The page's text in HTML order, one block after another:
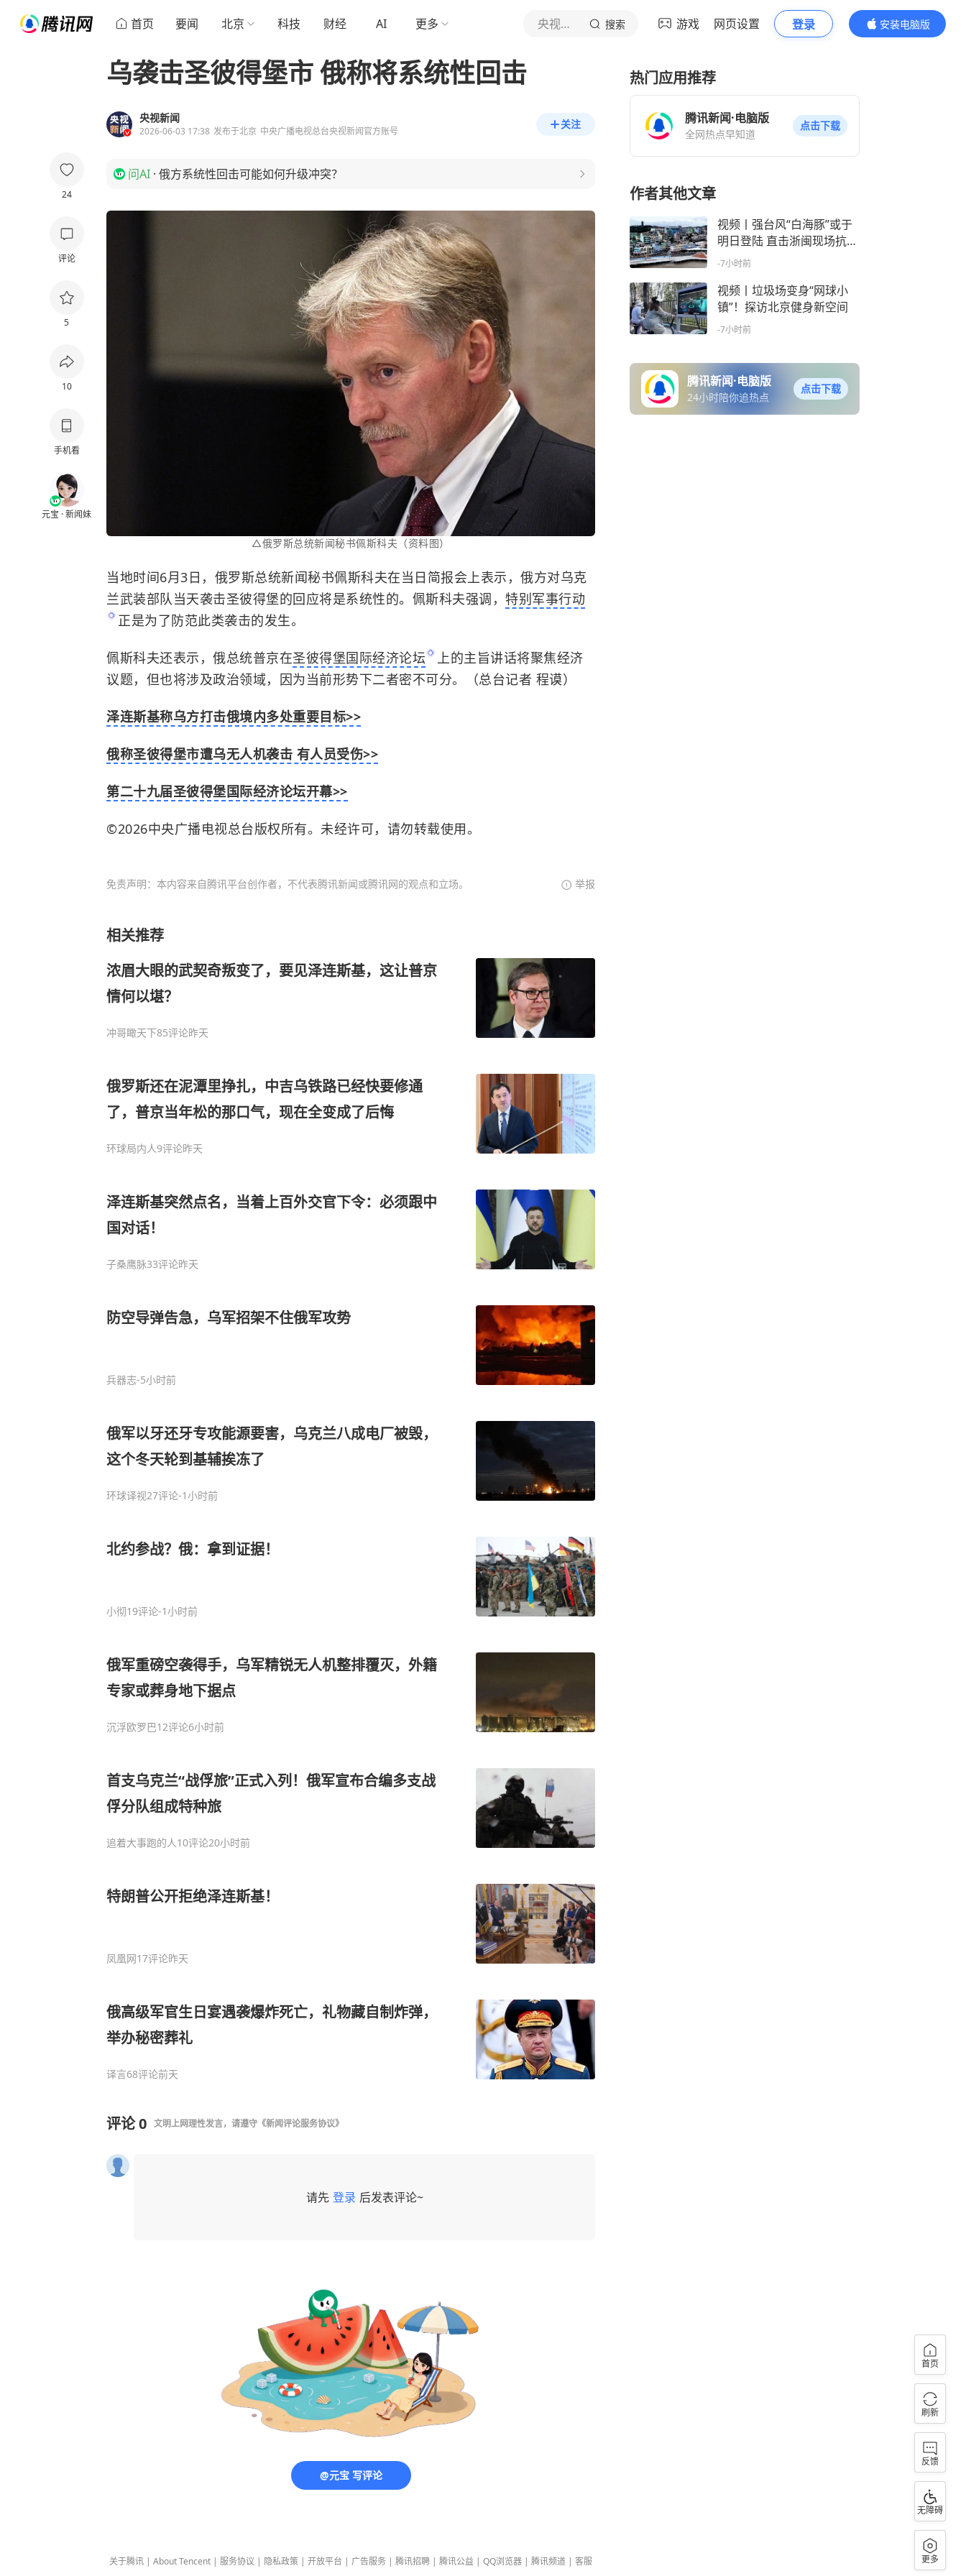
首页 要闻 北京 科技 财经 AI 更多 央视新闻 搜索 游戏 网页设置 登录
安装电脑版
内容更精彩
24
评论
5
10
手机看
元宝 · 新闻妹
乌袭击圣彼得堡市 俄称将系统性回击
央视新闻
2026-06-03 17:38 发布于北京 中央广播电视总台央视新闻官方账号
关注
问AI · 俄方系统性回击可能如何升级冲突？
△俄罗斯总统新闻秘书佩斯科夫（资料图）
当地时间6月3日，俄罗斯总统新闻秘书佩斯科夫在当日简报会上表示，俄方对乌克
兰武装部队当天袭击圣彼得堡的回应将是系统性的。佩斯科夫强调， 特别军事行动
正是为了防范此类袭击的发生。
佩斯科夫还表示，俄总统普京在圣彼得堡国际经济论坛
上的主旨讲话将聚焦经济
议题，但也将涉及政治领域，因为当前形势下二者密不可分。（总台记者 程谟）
泽连斯基称乌方打击俄境内多处重要目标>>
俄称圣彼得堡市遭乌无人机袭击 有人员受伤>>
第二十九届圣彼得堡国际经济论坛开幕>>
©2026中央广播电视总台版权所有。未经许可，请勿转载使用。
免责声明：本内容来自腾讯平台创作者，不代表腾讯新闻或腾讯网的观点和立场。 举报
相关推荐
浓眉大眼的武契奇叛变了，要见泽连斯基，这让普京
情何以堪？
冲哥瞰天下85评论昨天
俄罗斯还在泥潭里挣扎，中吉乌铁路已经快要修通
了，普京当年松的那口气，现在全变成了后悔
环球局内人9评论昨天
泽连斯基突然点名，当着上百外交官下令：必须跟中
国对话！
子桑鹰脉33评论昨天
防空导弹告急，乌军招架不住俄军攻势
兵器志-5小时前
俄军以牙还牙专攻能源要害，乌克兰八成电厂被毁，
这个冬天轮到基辅挨冻了
环球译视27评论-1小时前
北约参战？俄：拿到证据！
小彻19评论-1小时前
俄军重磅空袭得手，乌军精锐无人机整排覆灭，外籍
专家或葬身地下据点
沉浮欧罗巴12评论6小时前
首支乌克兰“战俘旅”正式入列！俄军宣布合编多支战
俘分队组成特种旅
追着大事跑的人10评论20小时前
特朗普公开拒绝泽连斯基！
凤凰网17评论昨天
俄高级军官生日宴遇袭爆炸死亡，礼物藏自制炸弹，
举办秘密葬礼
译言68评论前天
评论0 文明上网理性发言，请遵守 《新闻评论服务协议》
请先 登录 后发表评论~
@元宝 写评论
关于腾讯 | About Tencent | 服务协议 | 隐私政策 | 开放平台 | 广告服务 | 腾讯招聘 | 腾讯公益 | QQ浏览器 | 腾讯频道 | 客服
热门应用推荐
腾讯新闻·电脑版
全网热点早知道
点击下载
作者其他文章
视频丨强台风“白海豚”或于
明日登陆 直击浙闽现场抗台
情况
-7小时前
视频丨垃圾场变身“网球小
镇”！探访北京健身新空间
-7小时前
腾讯新闻·电脑版
24小时陪你追热点
点击下载
首页
刷新
反馈
无障碍
更多